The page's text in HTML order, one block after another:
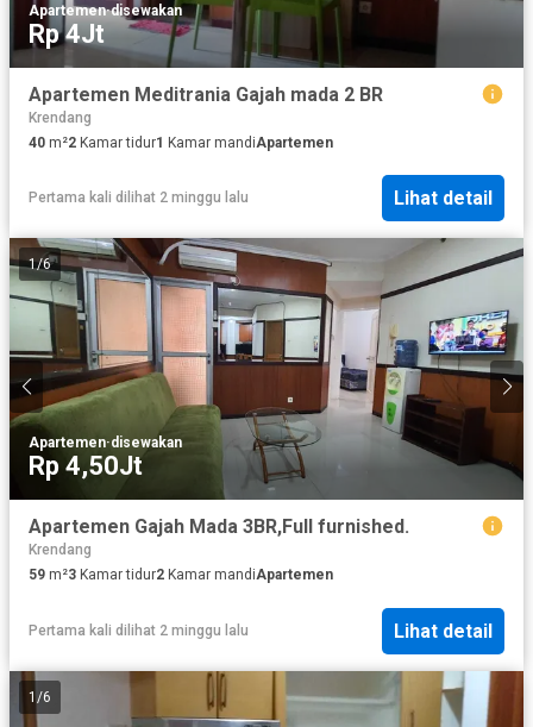
Apartemen·disewakan
Rp 4Jt
Apartemen Meditrania Gajah mada 2 BR
Krendang
40 m²2 Kamar tidur1 Kamar mandiApartemen
Pertama kali dilihat 2 minggu lalu Lihat detail
1/6
Apartemen·disewakan
Rp 4,50Jt
Apartemen Gajah Mada 3BR,Full furnished.
Krendang
59 m²3 Kamar tidur2 Kamar mandiApartemen
Pertama kali dilihat 2 minggu lalu Lihat detail
1 /6